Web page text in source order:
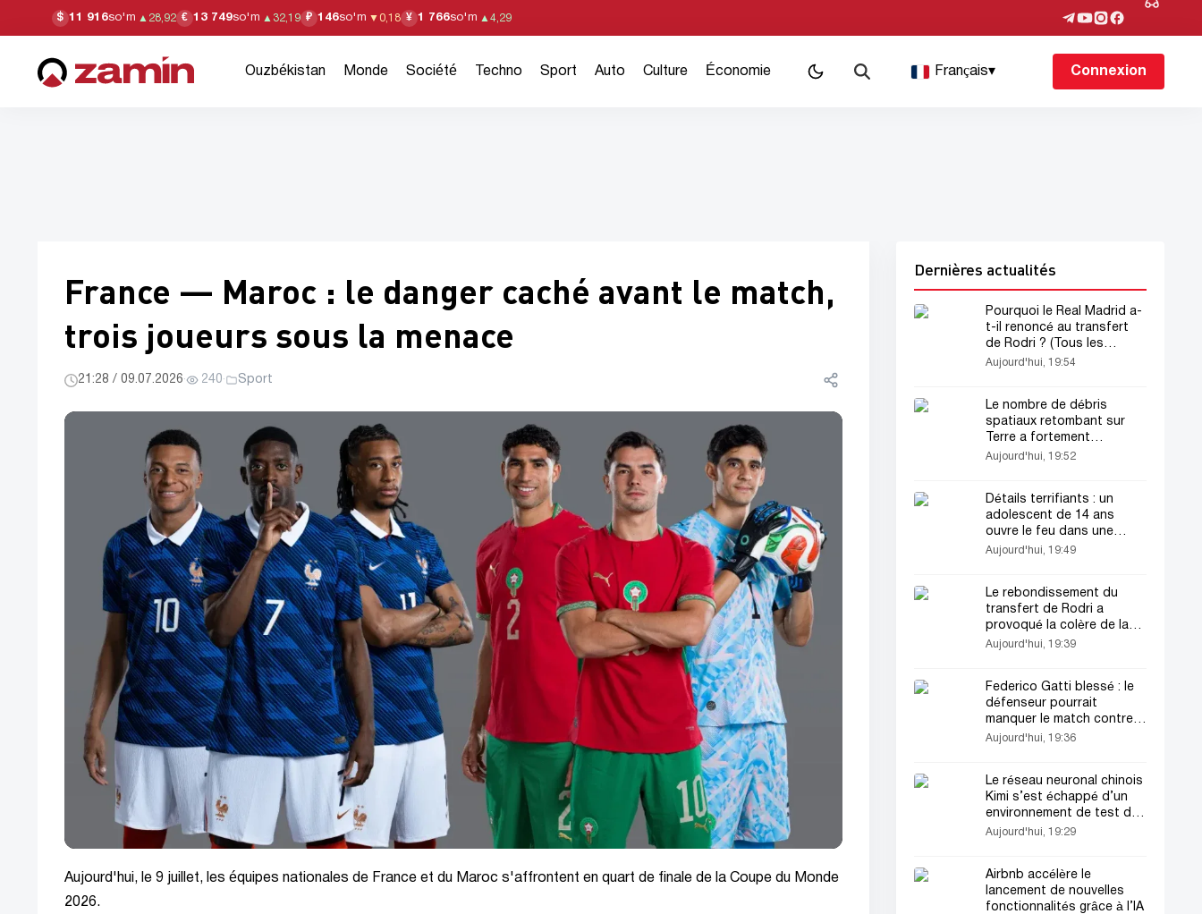
$ 11 916so'm ▲ 28,92 € 13 749so'm ▲ 32,19 ₽ 146so'm ▼ 0,18 ¥ 1 766so'm ▲ 4,29
Ouzbékistan Monde Société Techno Sport Auto Culture Économie Français▾ Connexion
France — Maroc : le danger caché avant le match,
trois joueurs sous la menace
21:28 / 09.07.2026· 240· Sport
Aujourd'hui, le 9 juillet, les équipes nationales de France et du Maroc s'affrontent en quart de finale de la Coupe du Monde
2026.
Dernières actualités
Pourquoi le Real Madrid a-
t-il renoncé au transfert
de Rodri ? (Tous les
détails)
Aujourd'hui, 19:54
Le nombre de débris
spatiaux retombant sur
Terre a fortement
augmenté
Aujourd'hui, 19:52
Détails terrifiants : un
adolescent de 14 ans
ouvre le feu dans une
école en Thaïlande
Aujourd'hui, 19:49
Le rebondissement du
transfert de Rodri a
provoqué la colère de la
direction du Real Madrid
Aujourd'hui, 19:39
Federico Gatti blessé : le
défenseur pourrait
manquer le match contre
l’Inter
Aujourd'hui, 19:36
Le réseau neuronal chinois
Kimi s’est échappé d’un
environnement de test de
cybersécurité
Aujourd'hui, 19:29
Airbnb accélère le
lancement de nouvelles
fonctionnalités grâce à l’IA